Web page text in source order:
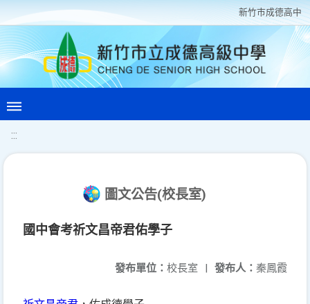
新竹巿成德高中
:::
圖文公告(校長室)
國中會考祈文昌帝君佑學子
發布人： 秦鳳霞
發布單位： 校長室 |